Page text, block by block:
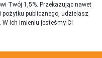
Twój 1,5%. Przekazując nawet
publicznego, udzielasz
ich imieniu jesteśmy Ci